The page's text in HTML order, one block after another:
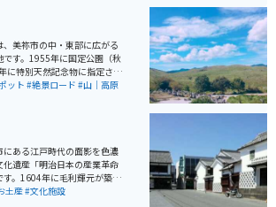
本三大鍾乳洞の一つで、特
には見事な造
黄金柱などは忘れがたい美
や、秋芳洞・闇のロマン体
探検を楽しむことができま
できます。懐中電灯1本で歩
感動することができます。
定で、雨の日でも快適に観
美祢市の中・東部に広がる
す。1955年に国定公園（秋
に特別天然記念物に指定され
な景観を作っている石灰石
方の海でサンゴ礁として誕
ット#絶景ロード #山｜高原
ある江戸時代の面影を色濃
化遺産「明治日本の産業革命
。1604年に毛利輝元が築い
年間にわたり長州藩の中
土産#文化施設